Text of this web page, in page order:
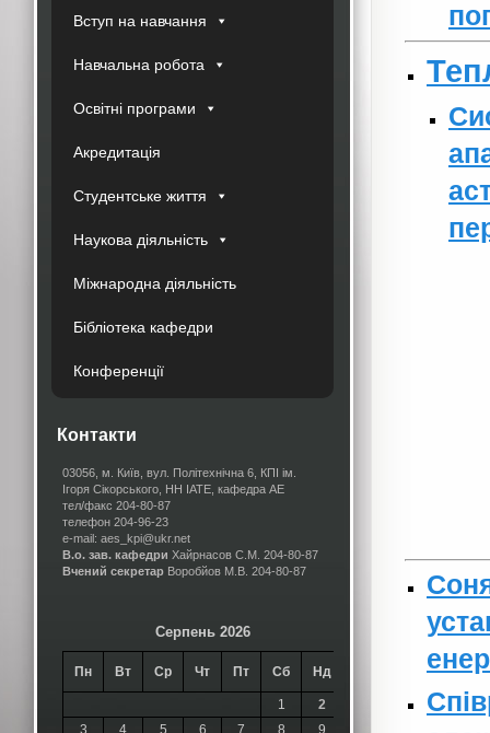
Вступ на навчання
Навчальна робота
Освітні програми
Акредитація
Студентське життя
Наукова діяльність
Міжнародна діяльність
Бібліотека кафедри
Конференції
Контакти
03056, м. Київ, вул. Політехнічна 6, КПІ ім.
Ігоря Сікорського, НН ІАТЕ, кафедра АЕ
тел/факс 204-80-87
телефон 204-96-23
e-mail: aes_kpi@ukr.net
В.о. зав. кафедри Хайрнасов С.М. 204-80-87
Вчений секретар Воробйов М.В. 204-80-87
Серпень 2026
Пн Вт Ср Чт Пт Сб Нд
1
2
3
4 5 6 7 8
9